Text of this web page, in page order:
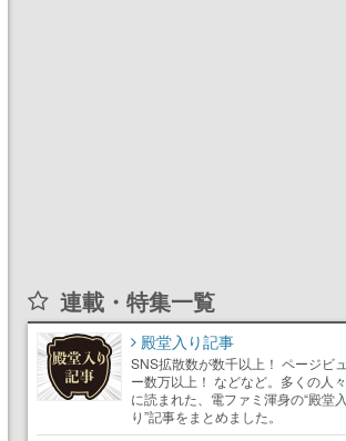
連載・特集一覧
殿堂入り記事
SNS拡散数が数千以上！ ページビュ
ー数万以上！ などなど。多くの人々
に読まれた、電ファミ渾身の“殿堂入
り”記事をまとめました。